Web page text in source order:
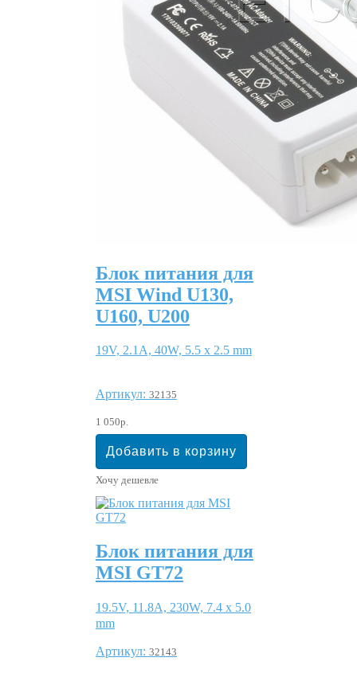
Блок питания для
MSI Wind U130,
U160, U200
19V, 2.1A, 40W, 5.5 x 2.5 mm
Артикул: 32135
1 050р.
Хочу дешевле
Блок питания для
MSI GT72
19.5V, 11.8A, 230W, 7.4 x 5.0
mm
Артикул: 32143